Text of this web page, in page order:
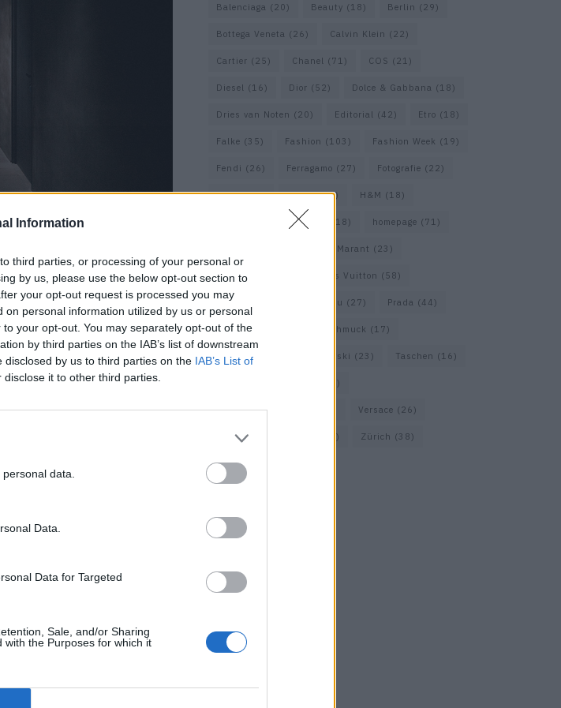
Information
third parties, or processing of your personal or
by us, please use the below opt-out section to
your opt-out request is processed you may
personal information utilized by us or personal
your opt-out. You may separately opt-out of the
by third parties on the IAB’s list of downstream
by us to third parties on the IAB’s List of
it to other third parties.
data.
Data.
Data for Targeted
Sale, and/or Sharing
the Purposes for which it
zum Vorschein, der sogleich Teil des
Balenciaga (20) Beauty (18) Berlin (29)
Bottega Veneta (26) Calvin Klein (22)
Cartier (25) Chanel (71) COS (21)
Diesel (16) Dior (52) Dolce & Gabbana (18)
Dries van Noten (20) Editorial (42) Etro (18)
Falke (35) Fashion (103) Fashion Week (19)
Fendi (26) Ferragamo (27) Fotografie (22)
Gucci(69) Guess(17) H&M (18)
Hermès (18) homepage (71)
Isabel Marant (23)
Jimmy Choo Louis Vuitton (58)
Max Mara Miu Miu (27) Prada (44)
Saint Laurent Schmuck (17)
Sportmax Swarovski (23) Taschen (16)
(33)
Vacheron Constantin Versace (26)
Wolford (18) Zürich (38)